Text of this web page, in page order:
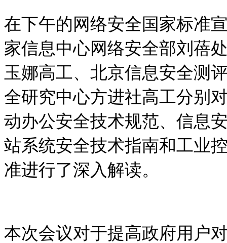
在下午的网络安全国家标准
家信息中心网络安全部刘蓓
玉娜高工、北京信息安全测
全研究中心方进社高工分别
动办公安全技术规范、信息
站系统安全技术指南和工业
准进行了深入解读。
本次会议对于提高政府用户